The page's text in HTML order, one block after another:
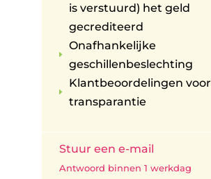
is verstuurd) het geld
gecrediteerd
E
Onafhankelijke
geschillenbeslechting
E
Klantbeoordelingen voor
transparantie
Stuur een e-mail
Antwoord binnen 1 werkdag